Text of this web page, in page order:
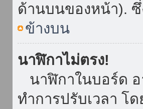
ด้านบนของหน้า).
ข้างบน
นาฬิกาไม่ตรง!
นาฬิกาในบอร์ด
ทำการปรับเวลา โ